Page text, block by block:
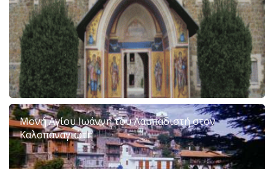
Μονή Αγίου Ιωάννη του Λαμπαδιστή στον
Καλοπαναγιώτη